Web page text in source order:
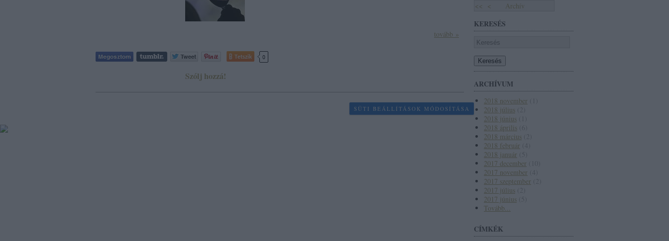
<< < Archív
KERESÉS
ARCHÍVUM
2018 november
2018 július
2018 június
2018 április
2018 március
2018 február
2018 január
2017 december
2017 november
2017 szeptember
2017 július
2017 június
Tovább...
CÍMKÉK
tovább »
Tetszik 0
Szólj hozzá!
SÜTI BEÁLLÍTÁSOK MÓDOSÍTÁSA